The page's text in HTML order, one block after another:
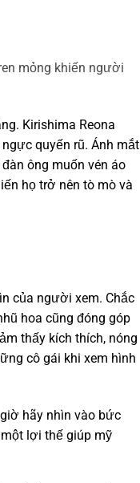
mỏng khiến người
Kirishima Reona
quyến rũ. Ánh mắt
ông muốn vén áo
họ trở nên tò mò và
của người xem. Chắc
hoa cũng đóng góp
thấy kích thích, nóng
cô gái khi xem hình
hãy nhìn vào bức
lợi thế giúp mỹ